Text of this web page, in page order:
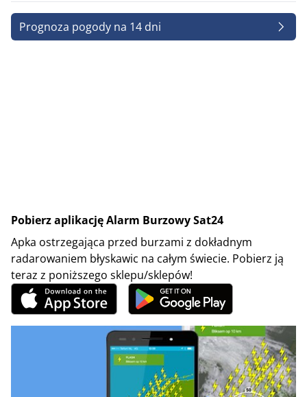
Prognoza pogody na 14 dni
Pobierz aplikację Alarm Burzowy Sat24
Apka ostrzegająca przed burzami z dokładnym
radarowaniem błyskawic na całym świecie. Pobierz ją
teraz z poniższego sklepu/sklepów!